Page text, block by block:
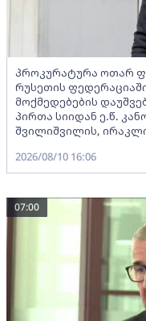
პროკურატურა ოთარ
რუსეთის
მოქმედებების
პირთა სიიდან ე.წ.
შვილიშვილის,
2026/08/10 16:06
07:00